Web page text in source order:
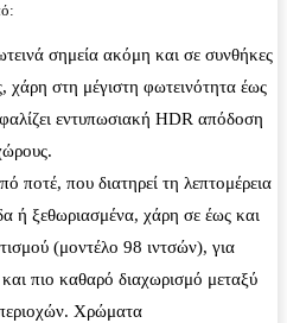
σημεία ακόμη και σε συνθήκες
χάρη στη μέγιστη φωτεινότητα έως
εντυπωσιακή HDR απόδοση
ποτέ, που διατηρεί τη λεπτομέρεια
ή ξεθωριασμένα, χάρη σε έως και
(μοντέλο 98 ιντσών), για
πιο καθαρό διαχωρισμό μεταξύ
Χρώματα